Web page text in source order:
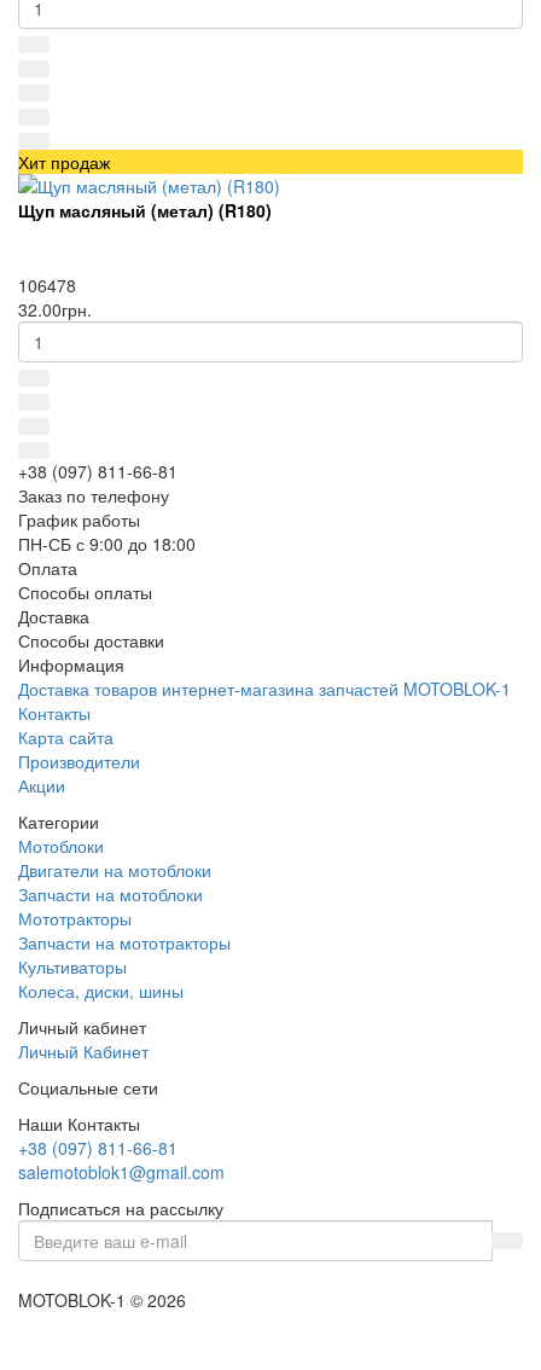
Хит продаж
Щуп масляный (метал) (R180)
106478
32.00грн.
+38 (097) 811-66-81
Заказ по телефону
График работы
ПН-СБ с 9:00 до 18:00
Оплата
Способы оплаты
Доставка
Способы доставки
Информация
Доставка товаров интернет-магазина запчастей MOTOBLOK-1
Контакты
Карта сайта
Производители
Акции
Категории
Мотоблоки
Двигатели на мотоблоки
Запчасти на мотоблоки
Мототракторы
Запчасти на мототракторы
Культиваторы
Колеса, диски, шины
Личный кабинет
Личный Кабинет
Социальные сети
Наши Контакты
+38 (097) 811-66-81
salemotoblok1@gmail.com
Подписаться на рассылку
MOTOBLOK-1 © 2026